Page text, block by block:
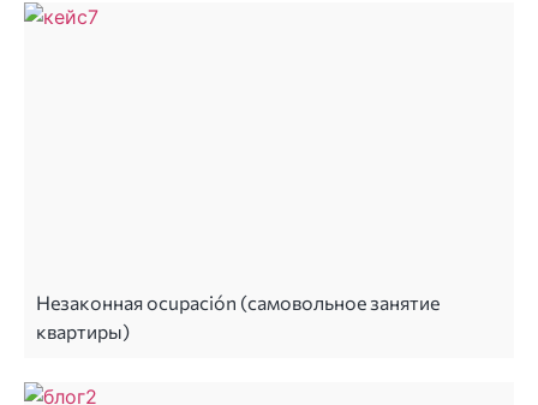
Незаконная ocupación (самовольное занятие
квартиры)